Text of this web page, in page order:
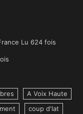
Lu 624 fois
A Voix Haute
coup d'lat